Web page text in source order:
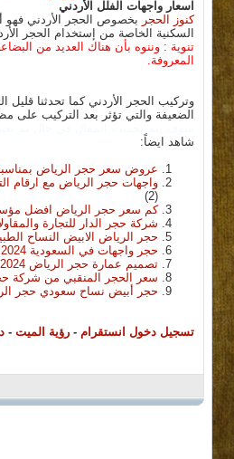
اسعار واجهات الفلل الأردني
كنوز الحجر بخصوص الحجر الأردني فهو
السكنية الخاصة من إستخدام الحجر
تنوية : وننوه بأن هناك العديد من
المعروفة.
وتركيب الحجر الأردني كما تحدثنا
الضعيفة والتي تؤثر بعد التركيب على
شاهد ايضاً:
عروض سعر حجر الرياض بمناسبة
واجهات حجر الرياض مع ارقام
(2)
كم سعر حجر الرياض افضل مؤسسة في
شركة حجر الدار للتجارة
حجر الرياض الابيض النساح
حجر واجهات في السعودية 2024 مع انواع تركيب الحجر على الواجهة 1445
تصميم عمارة حجر الرياض 2024 – تصاميم حجر السعودية 2024
سعر الحجر المنقبي من شركة
حجر أبيض نساح سعودي حجر
تسجيل دخول انستقرام - رؤية الميت -